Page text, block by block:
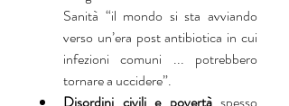
Sanità “il mondo si sta avviando
verso un’era post antibiotica in cui
infezioni comuni ... potrebbero
tornare a uccidere”.